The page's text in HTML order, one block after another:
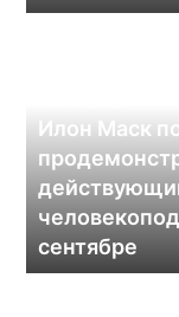
действующий
человекоподобного
робота
сентябре
Илон Маск
сентябре